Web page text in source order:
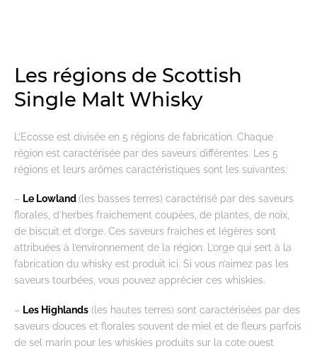
Les régions de Scottish
Single Malt Whisky
L’Ecosse est divisée en 5 régions de fabrication. Chaque
région est caractérisée par des saveurs différentes. Les 5
régions et leurs arômes caractéristiques sont les suivantes:
– Le Lowland(les basses terres) caractérisé par des saveurs
florales, d’herbes fraichement coupées, de plantes, de noix,
de biscuit et d’orge. Ces saveurs fraiches et légères sont
attribuées à l’environnement de la région. L’orge qui sert à la
fabrication du whisky est produit ici. Si vous n’aimez pas les
saveurs tourbées, vous pouvez apprécier ces whiskies.
– Les Highlands (les hautes terres) sont caractérisées par des
saveurs douces et florales souvent de miel et de fleurs parfois
de sel marin pour les whiskies produits sur la cote ouest